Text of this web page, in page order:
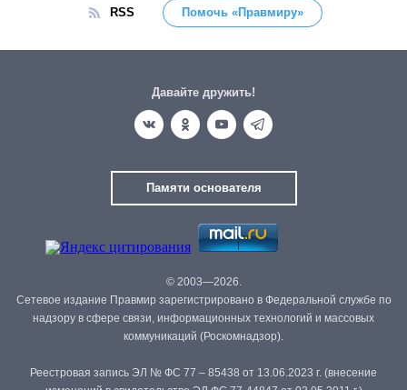
RSS Помочь «Правмиру»
Давайте дружить!
Памяти основателя
© 2003—2026.
Сетевое издание Правмир зарегистрировано в Федеральной службе по
надзору в сфере связи, информационных технологий и массовых
коммуникаций (Роскомнадзор).
Реестровая запись ЭЛ № ФС 77 – 85438 от 13.06.2023 г. (внесение